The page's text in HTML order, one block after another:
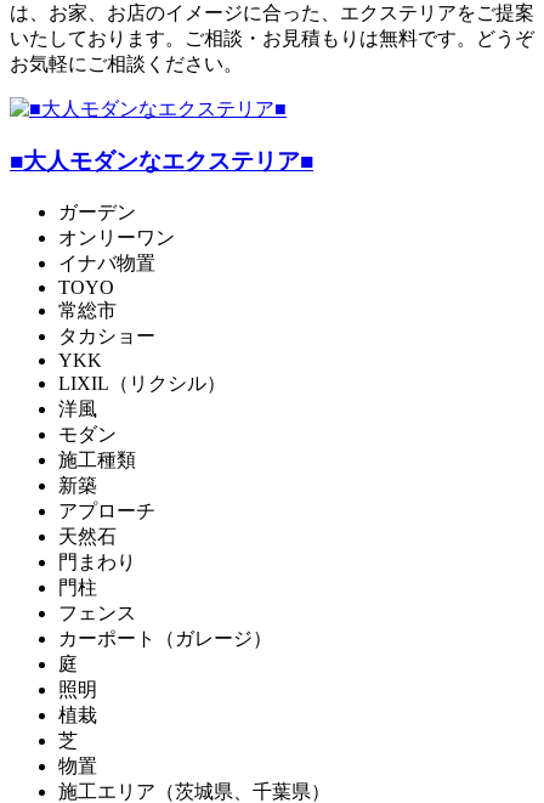
は、お家、お店のイメージに合った、エクステリアをご提案
いたしております。ご相談・お見積もりは無料です。どうぞ
お気軽にご相談ください。
■大人モダンなエクステリア■
ガーデン
オンリーワン
イナバ物置
TOYO
常総市
タカショー
YKK
LIXIL（リクシル）
洋風
モダン
施工種類
新築
アプローチ
天然石
門まわり
門柱
フェンス
カーポート（ガレージ）
庭
照明
植栽
芝
物置
施工エリア（茨城県、千葉県）